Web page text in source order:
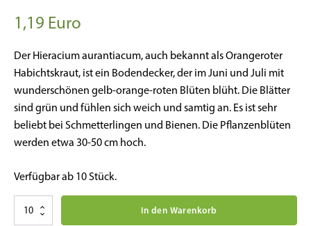
1,19 Euro
Der Hieracium aurantiacum, auch bekannt als Orangeroter
Habichtskraut, ist ein Bodendecker, der im Juni und Juli mit
wunderschönen gelb-orange-roten Blüten blüht. Die Blätter
sind grün und fühlen sich weich und samtig an. Es ist sehr
beliebt bei Schmetterlingen und Bienen. Die Pflanzenblüten
werden etwa 30-50 cm hoch.
Verfügbar ab 10 Stück.
Kruiden
In den Warenkorb